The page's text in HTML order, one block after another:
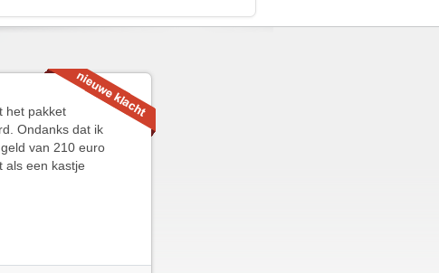
het pakket
Ondanks dat ik
van 210 euro
als een kastje